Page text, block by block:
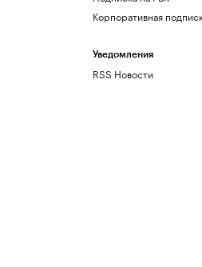
Корпоративная
Уведомления
RSS Новости